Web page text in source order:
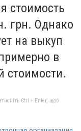
стоимость
грн. Однако
на выкуп
в
стоимости.
Ctrl + Enter, щоб